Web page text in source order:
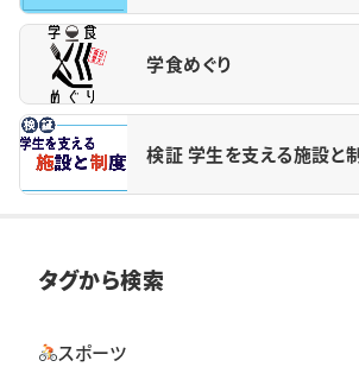
学食めぐり
検証 学生を支える施設と
タグから検索
スポーツ